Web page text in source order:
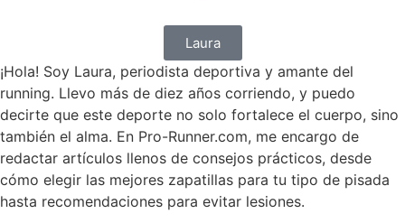
Laura
¡Hola! Soy Laura, periodista deportiva y amante del
running. Llevo más de diez años corriendo, y puedo
decirte que este deporte no solo fortalece el cuerpo, sino
también el alma. En Pro-Runner.com, me encargo de
redactar artículos llenos de consejos prácticos, desde
cómo elegir las mejores zapatillas para tu tipo de pisada
hasta recomendaciones para evitar lesiones.